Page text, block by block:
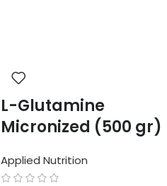
L-Glutamine
Micronized (500 gr)
Applied Nutrition